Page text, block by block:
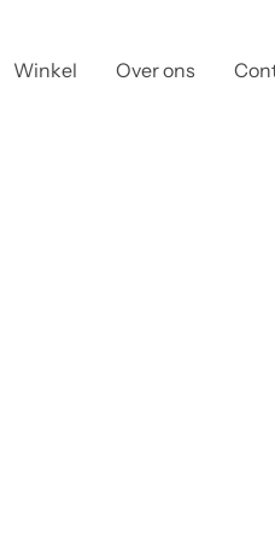
Winkel Over ons